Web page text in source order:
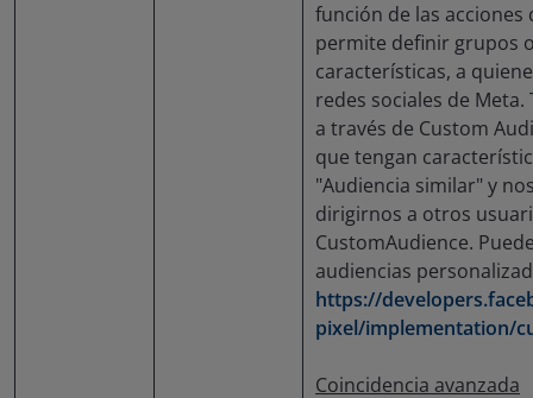
función de las
permite definir grupos
características, a
redes sociales de
a través de Custom
que tengan
"Audiencia similar" y
dirigirnos a otros
CustomAudience.
audiencias
https://
pixel/implementation/
Coincidencia avanzada